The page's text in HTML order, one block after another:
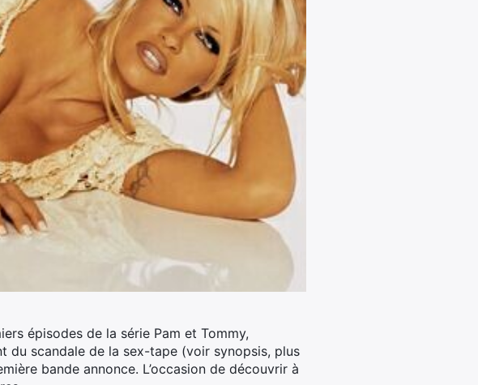
épisodes de la série Pam et Tommy,
du scandale de la sex-tape (voir synopsis, plus
bande annonce. L’occasion de découvrir à